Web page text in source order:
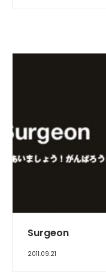
Surgeon
2011.09.21